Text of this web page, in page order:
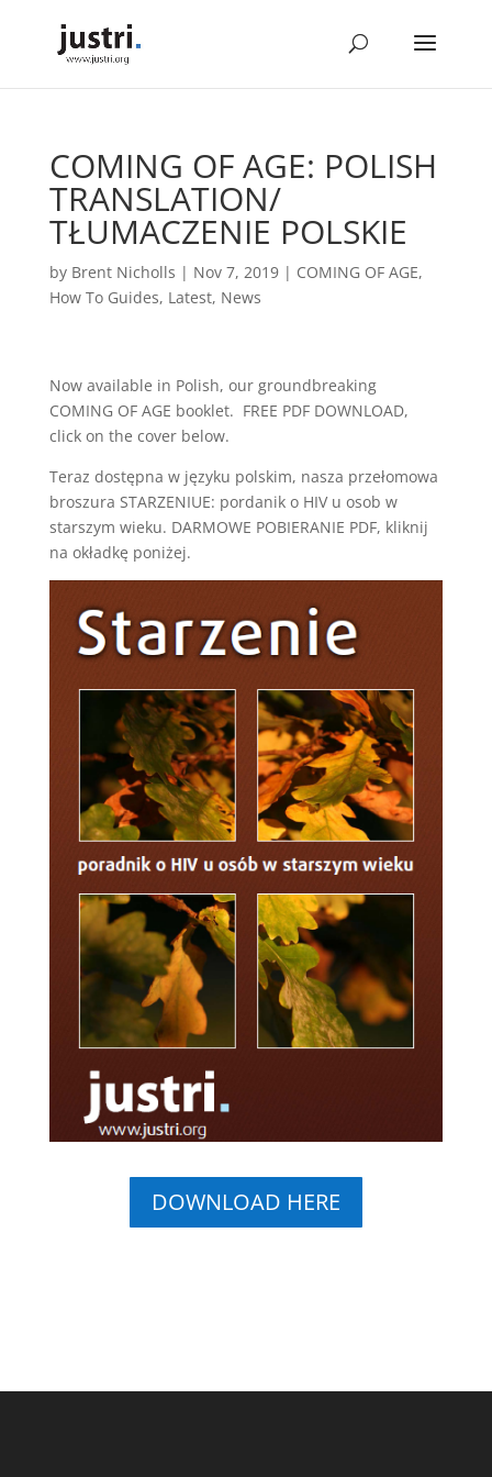
COMING OF AGE: POLISH
TRANSLATION/
TŁUMACZENIE POLSKIE
by Brent Nicholls | Nov 7, 2019| COMING OF AGE,
How To Guides, Latest, News
Now available in Polish, our groundbreaking
COMING OF AGE booklet. FREE PDF DOWNLOAD,
click on the cover below.
Teraz dostępna w języku polskim, nasza przełomowa
broszura STARZENIUE: pordanik o HIV u osob w
starszym wieku. DARMOWE POBIERANIE PDF, kliknij
na okładkę poniżej.
DOWNLOAD HERE